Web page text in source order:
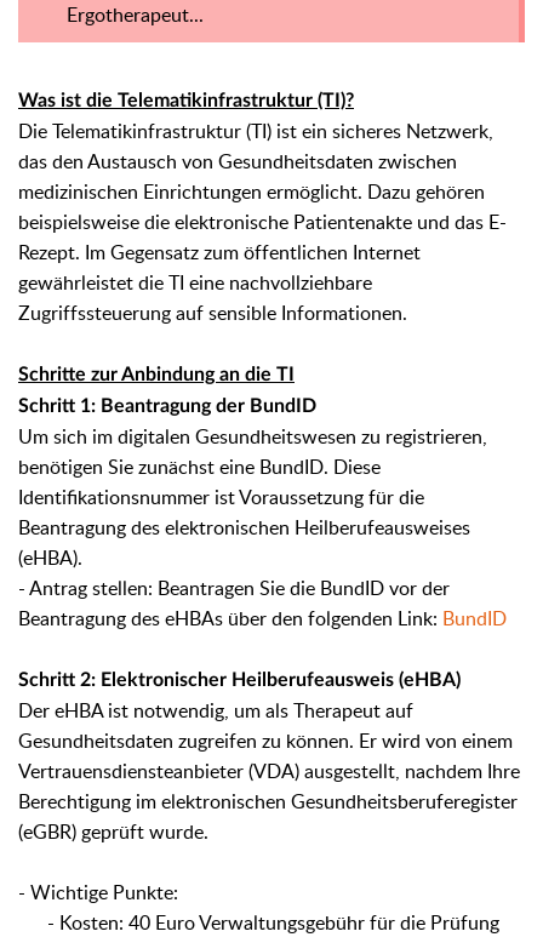
Ergotherapeut...
Was ist die Telematikinfrastruktur (TI)?
Die Telematikinfrastruktur (TI) ist ein sicheres Netzwerk,
das den Austausch von Gesundheitsdaten zwischen
medizinischen Einrichtungen ermöglicht. Dazu gehören
beispielsweise die elektronische Patientenakte und das E-
Rezept. Im Gegensatz zum öffentlichen Internet
gewährleistet die TI eine nachvollziehbare
Zugriffssteuerung auf sensible Informationen.
Schritte zur Anbindung an die TI
Schritt 1: Beantragung der BundID
Um sich im digitalen Gesundheitswesen zu registrieren,
benötigen Sie zunächst eine BundID. Diese
Identifikationsnummer ist Voraussetzung für die
Beantragung des elektronischen Heilberufeausweises
(eHBA).
- Antrag stellen: Beantragen Sie die BundID vor der
Beantragung des eHBAs über den folgenden Link: BundID
Schritt 2: Elektronischer Heilberufeausweis (eHBA)
Der eHBA ist notwendig, um als Therapeut auf
Gesundheitsdaten zugreifen zu können. Er wird von einem
Vertrauensdiensteanbieter (VDA) ausgestellt, nachdem Ihre
Berechtigung im elektronischen Gesundheitsberuferegister
(eGBR) geprüft wurde.
- Wichtige Punkte:
- Kosten: 40 Euro Verwaltungsgebühr für die Prüfung